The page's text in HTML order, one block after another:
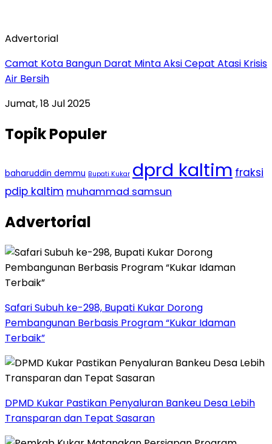
Advertorial
Camat Kota Bangun Darat Minta Aksi Cepat Atasi Krisis
Air Bersih
Jumat, 18 Jul 2025
Topik Populer
baharuddin demmu Bupati Kukar dprd kaltim fraksi
pdip kaltim muhammad samsun
Advertorial
Safari Subuh ke-298, Bupati Kukar Dorong
Pembangunan Berbasis Program “Kukar Idaman
Terbaik”
DPMD Kukar Pastikan Penyaluran Bankeu Desa Lebih
Transparan dan Tepat Sasaran